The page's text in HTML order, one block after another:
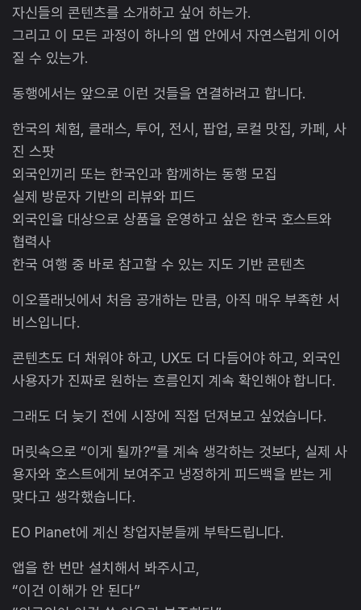
자신들의 콘텐츠를 소개하고 싶어 하는가.
그리고 이 모든 과정이 하나의 앱 안에서 자연스럽게 이어
질 수 있는가.
동행에서는 앞으로 이런 것들을 연결하려고 합니다.
한국의 체험, 클래스, 투어, 전시, 팝업, 로컬 맛집, 카페, 사
진 스팟
외국인끼리 또는 한국인과 함께하는 동행 모집
실제 방문자 기반의 리뷰와 피드
외국인을 대상으로 상품을 운영하고 싶은 한국 호스트와
협력사
한국 여행 중 바로 참고할 수 있는 지도 기반 콘텐츠
이오플래닛에서 처음 공개하는 만큼, 아직 매우 부족한 서
비스입니다.
콘텐츠도 더 채워야 하고, UX도 더 다듬어야 하고, 외국인
사용자가 진짜로 원하는 흐름인지 계속 확인해야 합니다.
그래도 더 늦기 전에 시장에 직접 던져보고 싶었습니다.
머릿속으로 “이게 될까?”를 계속 생각하는 것보다, 실제 사
용자와 호스트에게 보여주고 냉정하게 피드백을 받는 게
맞다고 생각했습니다.
EO Planet에 계신 창업자분들께 부탁드립니다.
앱을 한 번만 설치해서 봐주시고,
“이건 이해가 안 된다”